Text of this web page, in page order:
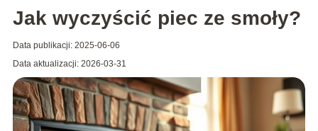
Jak wyczyścić piec ze smoły?
Data publikacji: 2025-06-06
Data aktualizacji: 2026-03-31